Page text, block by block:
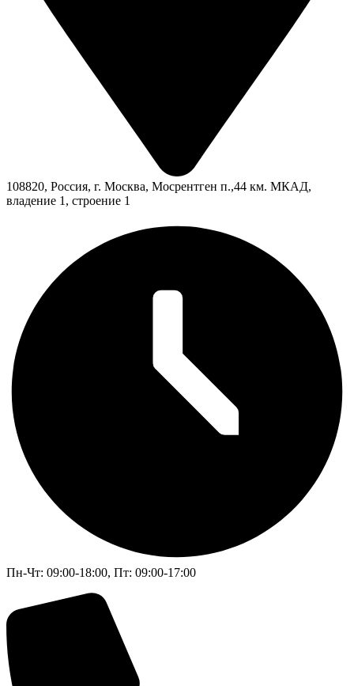
108820, Россия, г. Москва, Мосрентген п.,44 км. МКАД,
владение 1, строение 1
Пн-Чт: 09:00-18:00, Пт: 09:00-17:00